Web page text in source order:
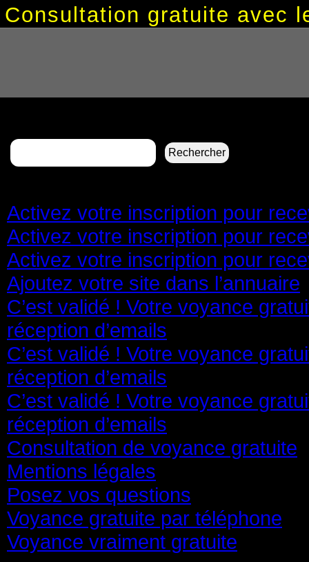
Consultation gratuite avec
Rechercher :
Activez votre inscription pour
Activez votre inscription pour
Activez votre inscription pour
Ajoutez votre site dans l’annuaire
C’est validé ! Votre voyance
réception d’emails
C’est validé ! Votre voyance
réception d’emails
C’est validé ! Votre voyance
réception d’emails
Consultation de voyance gratuite
Mentions légales
Posez vos questions
Voyance gratuite par téléphone
Voyance vraiment gratuite